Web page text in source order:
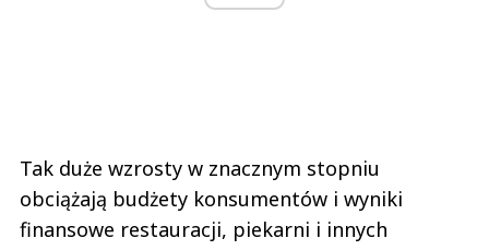
Tak duże wzrosty w znacznym stopniu
obciążają budżety konsumentów i wyniki
finansowe restauracji, piekarni i innych